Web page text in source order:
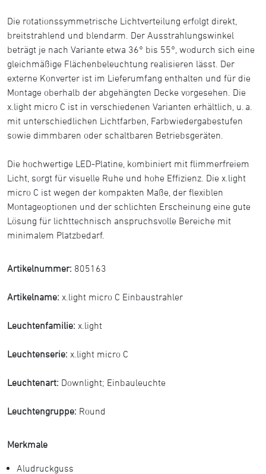
Die rotationssymmetrische Lichtverteilung erfolgt direkt,
breitstrahlend und blendarm. Der Ausstrahlungswinkel
beträgt je nach Variante etwa 36° bis 55°, wodurch sich eine
gleichmäßige Flächenbeleuchtung realisieren lässt. Der
externe Konverter ist im Lieferumfang enthalten und für die
Montage oberhalb der abgehängten Decke vorgesehen. Die
x.light micro C ist in verschiedenen Varianten erhältlich, u. a.
mit unterschiedlichen Lichtfarben, Farbwiedergabestufen
sowie dimmbaren oder schaltbaren Betriebsgeräten.
Die hochwertige LED-Platine, kombiniert mit flimmerfreiem
Licht, sorgt für visuelle Ruhe und hohe Effizienz. Die x.light
micro C ist wegen der kompakten Maße, der flexiblen
Montageoptionen und der schlichten Erscheinung eine gute
Lösung für lichttechnisch anspruchsvolle Bereiche mit
minimalem Platzbedarf.
Artikelnummer: 805163
Artikelname: x.light micro C Einbaustrahler
Leuchtenfamilie: x.light
Leuchtenserie: x.light micro C
Leuchtenart: Downlight; Einbauleuchte
Leuchtengruppe: Round
Merkmale
Aludruckguss